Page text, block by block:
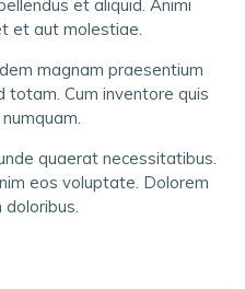
et aliquid. Animi
et aut molestiae.
magnam praesentium
totam. Cum inventore quis
quaerat necessitatibus.
eos voluptate. Dolorem